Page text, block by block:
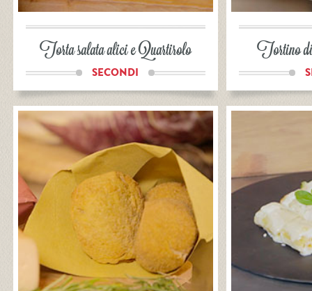
Torta salata alici e Quartirolo
SECONDI
Tortino